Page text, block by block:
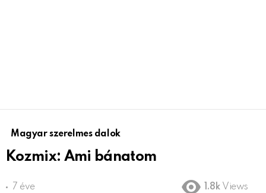
Magyar szerelmes dalok
Kozmix: Ami bánatom
7 éve 1.8k Views